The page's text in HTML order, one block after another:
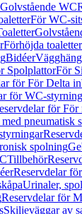
Golvstående WC
För WC-
Förhöjda toaletter
Bidéer
SpolplattorFör
för För Delta
för WC-
för
pneumatisk
spolning
Tillbehör
Reservdelar
Urinaler,
Reservdelar för
Skiljeväggar av